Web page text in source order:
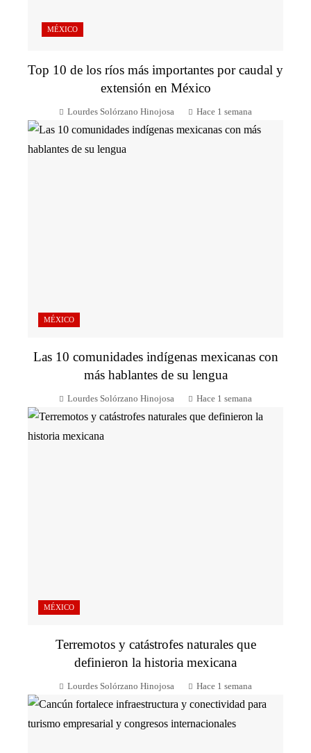
MÉXICO
Top 10 de los ríos más importantes por caudal y
extensión en México
Lourdes Solórzano Hinojosa Hace 1 semana
MÉXICO
Las 10 comunidades indígenas mexicanas con
más hablantes de su lengua
Lourdes Solórzano Hinojosa Hace 1 semana
MÉXICO
Terremotos y catástrofes naturales que
definieron la historia mexicana
Lourdes Solórzano Hinojosa Hace 1 semana